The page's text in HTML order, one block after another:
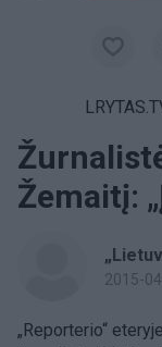
Žemaitį:
2015-
„Reporterio“